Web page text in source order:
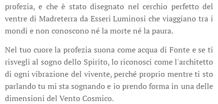
profezia, e che è stato disegnato nel cerchio perfetto del
ventre di Madreterra da Esseri Luminosi che viaggiano tra i
mondi e non conoscono né la morte né la paura.
Nel tuo cuore la profezia suona come acqua di Fonte e se ti
risvegli al sogno dello Spirito, lo riconosci come l'architetto
di ogni vibrazione del vivente, perché proprio mentre ti sto
parlando tu mi sta sognando e io prendo forma in una delle
dimensioni del Vento Cosmico.